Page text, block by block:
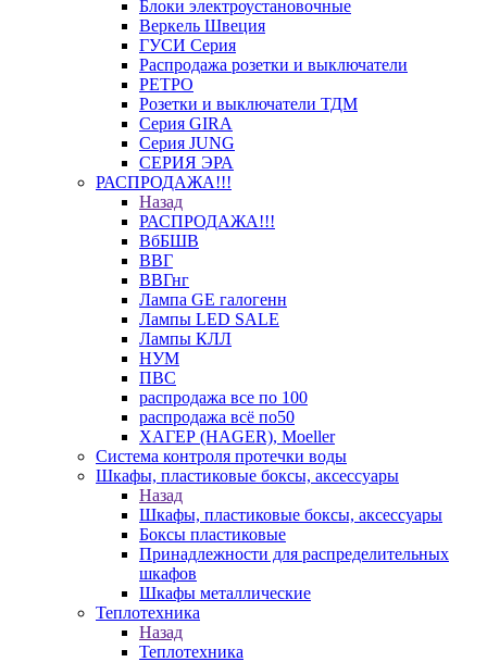
Блоки электроустановочные
Веркель Швеция
ГУСИ Серия
Распродажа розетки и выключатели
РЕТРО
Розетки и выключатели ТДМ
Серия GIRA
Серия JUNG
СЕРИЯ ЭРА
РАСПРОДАЖА!!!
Назад
РАСПРОДАЖА!!!
ВбБШВ
ВВГ
ВВГнг
Лампа GE галогенн
Лампы LED SALE
Лампы КЛЛ
НУМ
ПВС
распродажа все по 100
распродажа всё по50
ХАГЕР (HAGER), Moeller
Система контроля протечки воды
Шкафы, пластиковые боксы, аксессуары
Назад
Шкафы, пластиковые боксы, аксессуары
Боксы пластиковые
Принадлежности для распределительных
шкафов
Шкафы металлические
Теплотехника
Назад
Теплотехника